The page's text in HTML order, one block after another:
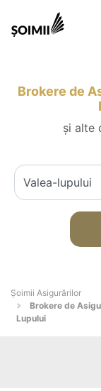
Brokere de
și alte
Șoimii Asigurărilor
Brokere de
Lupului